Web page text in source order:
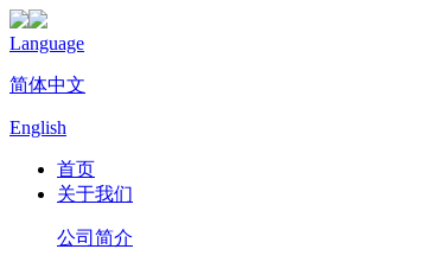
Language
简体中文
English
首页
关于我们
公司简介